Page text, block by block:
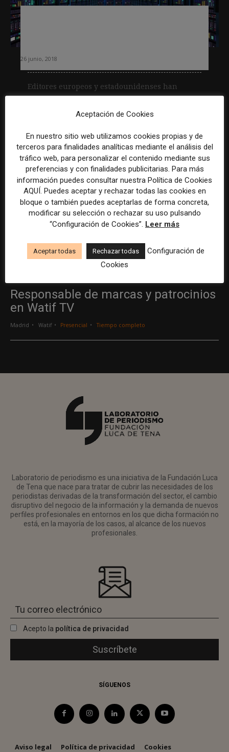
26 junio, 2018
Editores europeos y estadounidenses han
uso indebido del "big data". En concreto, The
Leer más
Becario/a de redes sociales y
creación de contenidos
Madrid ASE Athletics Híbrido Prácticas
Creador/a de contenidos
Indefinido Tiempo completo
Responsable de marcas y patrocinios
en Watif TV
Madrid Watif Presencial Tiempo completo
Laboratorio de periodismo es una iniciativa de la Fundación Luca
de Tena que nace para tratar de cubrir las necesidades de los
periodistas derivadas de la transformación del sector, el cambio
disruptivo del negocio de la información y la demanda de nuevos
perfiles profesionales en entornos en los que dicha formación no
está, en la mayoría de los casos, al alcance de los nuevos
profesionales.
Acepto la política de privacidad
SÍGUENOS
Aviso legal Política de privacidad Cookies
Aceptación de Cookies
En nuestro sitio web utilizamos cookies propias y de
terceros para finalidades analíticas mediante el análisis del
tráfico web, para personalizar el contenido mediante sus
preferencias y con finalidades publicitarias. Para más
información puedes consultar nuestra Política de Cookies
AQUÍ. Puedes aceptar y rechazar todas las cookies en
bloque o también puedes aceptarlas de forma concreta,
modificar su selección o rechazar su uso pulsando
“Configuración de Cookies”. Leer más
Aceptar todas Rechazar todas
Configuración de
Cookies